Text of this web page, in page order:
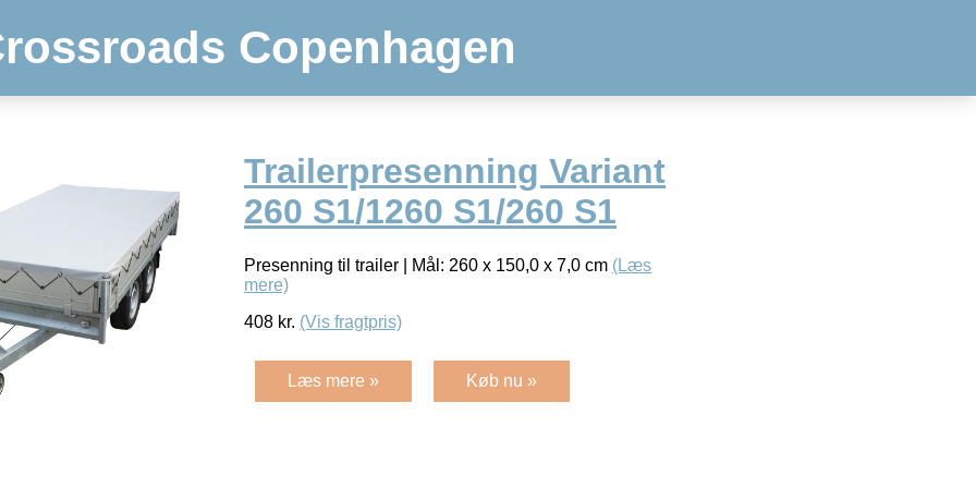
Copenhagen
Trailerpresenning Variant
260 S1/1260 S1/260 S1
Presenning til trailer | Mål: 260 x 150,0 x 7,0 cm (Læs
mere)
408 kr. (Vis fragtpris)
Læs mere » Køb nu »